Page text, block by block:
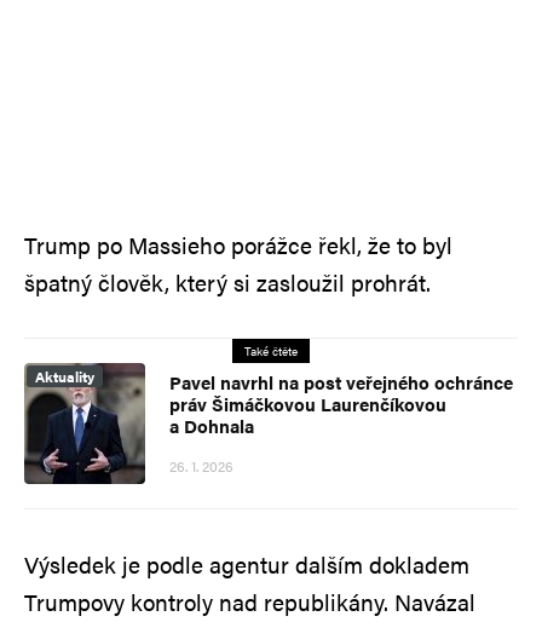
Trump po Massieho porážce řekl, že to byl
špatný člověk, který si zasloužil prohrát.
Také čtěte
Aktuality
Pavel navrhl na post veřejného ochránce
práv Šimáčkovou Laurenčíkovou
a Dohnala
26. 1. 2026
Výsledek je podle agentur dalším dokladem
Trumpovy kontroly nad republikány. Navázal